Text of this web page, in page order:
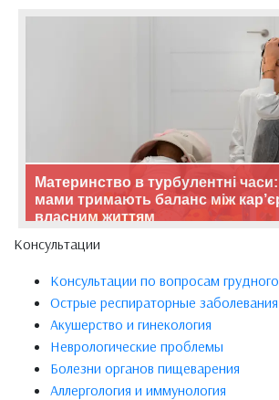
Материнство в турбулентні часи:
мами тримають баланс між
власним життям
Консультации
Консультации по вопросам
Острые респираторные заболевания
Акушерство и гинекология
Неврологические проблемы
Болезни органов пищеварения
Аллергология и иммунология